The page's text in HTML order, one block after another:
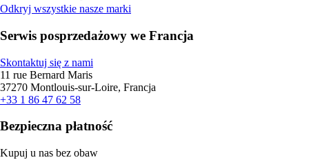
Odkryj wszystkie nasze marki
Serwis posprzedażowy we Francja
Skontaktuj się z nami
11 rue Bernard Maris
37270 Montlouis-sur-Loire, Francja
+33 1 86 47 62 58
Bezpieczna płatność
Kupuj u nas bez obaw